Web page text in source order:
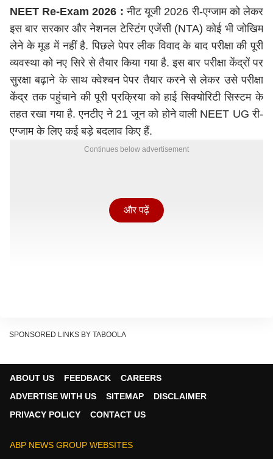
NEET Re-Exam 2026 :नीट यूजी 2026 री-एग्जाम को लेकर
इस बार सरकार और नेशनल टेस्टिंग एजेंसी (NTA) कोई भी जोखिम
लेने के मूड में नहीं है. पिछले पेपर लीक विवाद के बाद परीक्षा की पूरी
व्यवस्था को नए सिरे से तैयार किया गया है. इस बार परीक्षा केंद्रों पर
सुरक्षा बढ़ाने के साथ क्वेश्चन पेपर तैयार करने से लेकर उसे परीक्षा
केंद्र तक पहुंचाने की पूरी प्रक्रिया को हाई सिक्योरिटी सिस्टम के
तहत रखा गया है. एनटीए ने 21 जून को होने वाली NEET UG री-
एग्जाम के लिए कई बड़े बदलाव किए हैं.
Continues below advertisement
स्थानीय प्रशासन मिलकर क्वेश्चन की सुरक्षा तय करेंगे. इतना ही
और पढ़ें
SPONSORED LINKS BY TABOOLA
ABOUT US FEEDBACK
CAREERS
ADVERTISE WITH US
SITEMAP
DISCLAIMER
PRIVACY POLICY
CONTACT US
ABP NEWS GROUP WEBSITES